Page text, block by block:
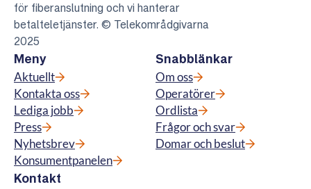
för fiberanslutning och vi hanterar
betalteletjänster. © Telekområdgivarna
2025
Meny
Aktuellt
Kontakta oss
Lediga jobb
Press
Nyhetsbrev
Konsumentpanelen
Snabblänkar
Om oss
Operatörer
Ordlista
Frågor och svar
Domar och beslut
Kontakt